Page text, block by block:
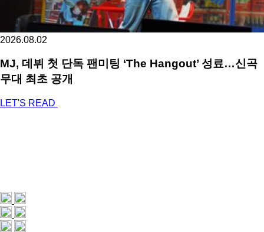
2026.08.02
MJ, 데뷔 첫 단독 팬미팅 ‘The Hangout’ 성료…신곡
무대 최초 공개
LET'S READ